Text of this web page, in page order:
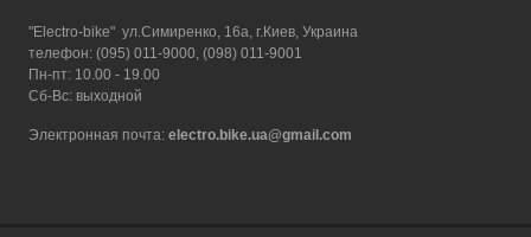
"Electro-bike" ул.Симиренко, 16а, г.Киев, Украина
телефон: (095) 011-9000, (098) 011-9001
Пн-пт: 10.00 - 19.00
Сб-Вс: выходной
Электронная почта: electro.bike.ua@gmail.com